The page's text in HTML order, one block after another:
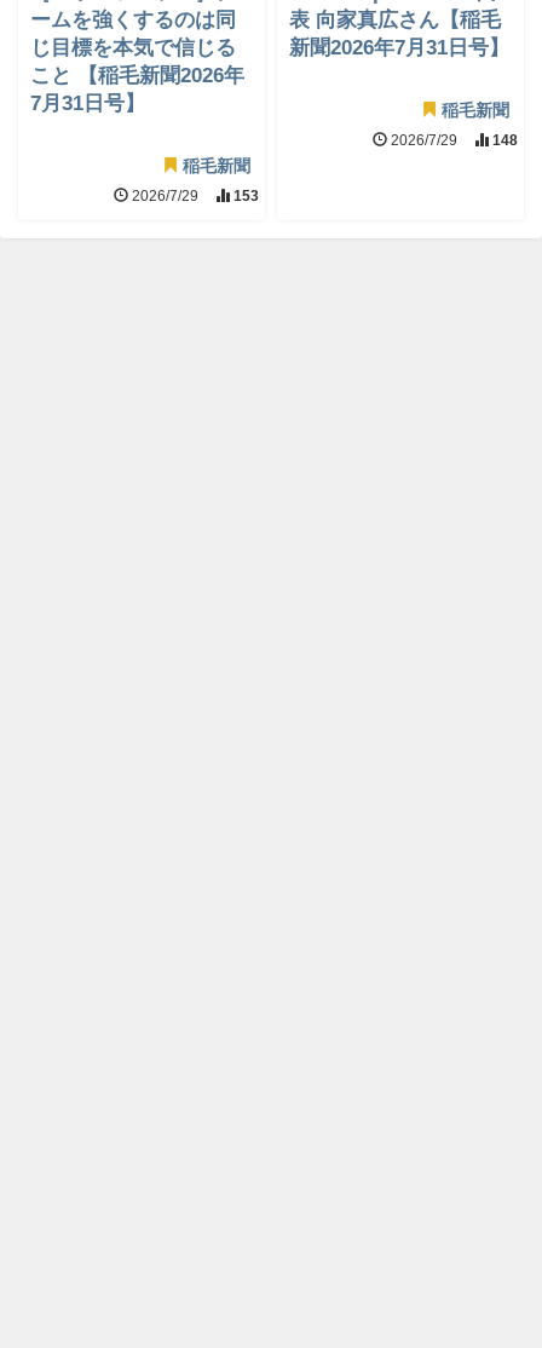
ームを強くするのは同
じ目標を本気で信じる
こと 【稲毛新聞2026年
7月31日号】
稲毛新聞
2026/7/29 153
表 向家真広さん【稲毛
新聞2026年7月31日号】
稲毛新聞
2026/7/29 148